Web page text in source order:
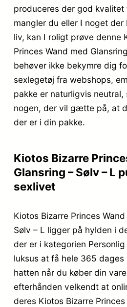
produceres der god kvalitet
mangler du eller I noget
liv, kan I roligt prøve denne
Princes Wand med
behøver ikke bekymre dig
sexlegetøj fra webshops,
pakke er naturligvis neutral,
nogen, der vil gætte på, at
der er i din pakke.
Kiotos Bizarre
Glansring – Sølv – L
sexlivet
Kiotos Bizarre Princes
Sølv – L ligger på hylden i
der er i kategorien
luksus at få hele 365 dages
hatten når du køber din
efterhånden velkendt at
deres Kiotos Bizarre